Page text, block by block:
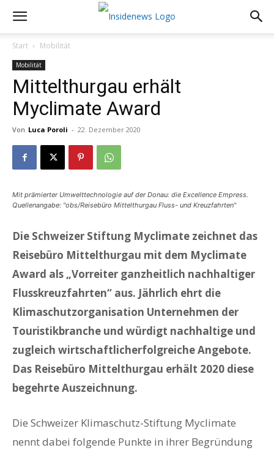
Start Mobilität
Mobilität
Mittelthurgau erhält
Myclimate Award
Von Luca Poroli - 22. Dezember 2020
Mit prämierter Umwelttechnologie auf der Donau: die Excellence Empress.
Quellenangabe: "obs/Reisebüro Mittelthurgau Fluss- und Kreuzfahrten"
Die Schweizer Stiftung Myclimate zeichnet das
Reisebüro Mittelthurgau mit dem Myclimate
Award als „Vorreiter ganzheitlich nachhaltiger
Flusskreuzfahrten“ aus. Jährlich ehrt die
Klimaschutzorganisation Unternehmen der
Touristikbranche und würdigt nachhaltige und
zugleich wirtschaftlicherfolgreiche Angebote.
Das Reisebüro Mittelthurgau erhält 2020 diese
begehrte Auszeichnung.
Die Schweizer Klimaschutz-Stiftung Myclimate
nennt dabei folgende Punkte in ihrer Begründung